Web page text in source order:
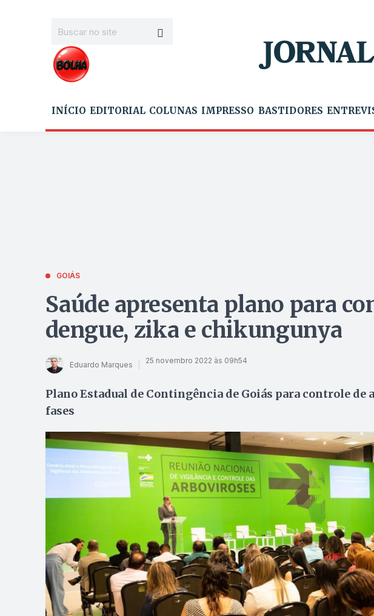
INÍCIO EDITORIAL COLUNAS IMPRESSO BASTIDORES
GOIÁS
Saúde apresenta plano para
dengue, zika e chikungunya
Eduardo Marques 25 novembro 2022 às 09h54
Plano Estadual de Contingência de Goiás para controle
fases